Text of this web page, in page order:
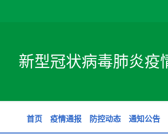
新型冠状病毒肺炎疫
首页 疫情通报 防控动态 通知公告